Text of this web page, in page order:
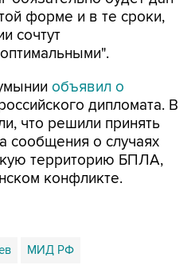
форме и в те сроки,
сочтут
объявил о
дипломата. В
что решили принять
сообщения о случаях
территорию БПЛА,
конфликте.
МИД РФ